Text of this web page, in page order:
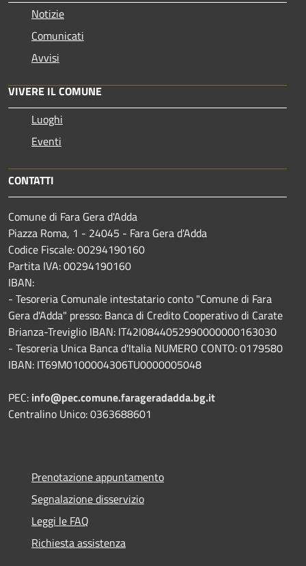
Notizie
Comunicati
Avvisi
VIVERE IL COMUNE
Luoghi
Eventi
CONTATTI
Comune di Fara Gera d'Adda
Piazza Roma, 1 - 24045 - Fara Gera d'Adda
Codice Fiscale: 00294190160
Partita IVA: 00294190160
IBAN:
- Tesoreria Comunale intestatario conto "Comune di Fara
Gera d'Adda" presso: Banca di Credito Cooperativo di Carate
Brianza-Treviglio IBAN: IT42I0844052990000000163030
- Tesoreria Unica Banca d'Italia NUMERO CONTO: 0179580
IBAN: IT69M0100004306TU0000005048
PEC: info@pec.comune.farageradadda.bg.it
Centralino Unico: 0363688601
Prenotazione appuntamento
Segnalazione disservizio
Leggi le FAQ
Richiesta assistenza